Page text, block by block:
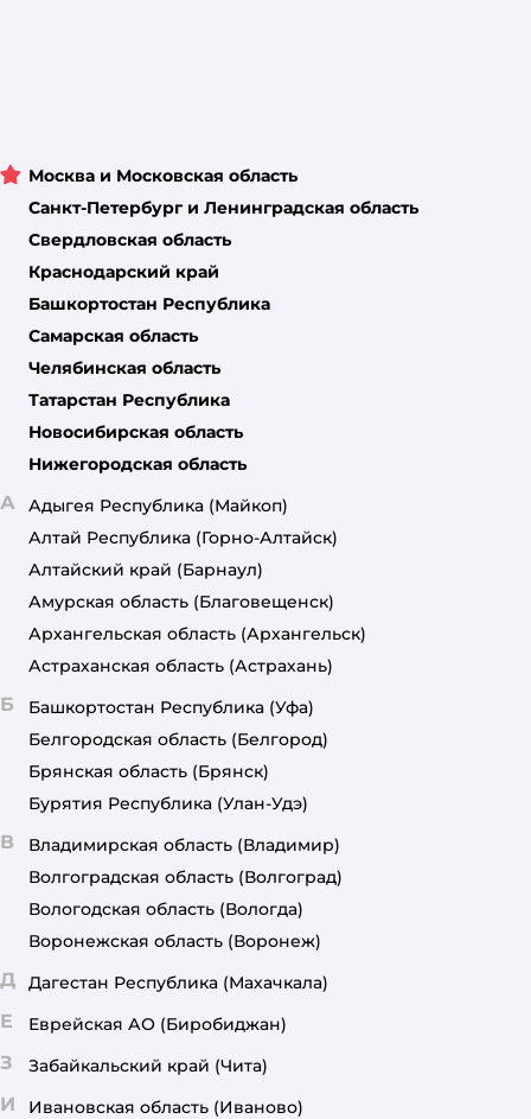
Москва и Московская область
Санкт-Петербург и Ленинградская область
Свердловская область
Краснодарский край
Башкортостан Республика
Самарская область
Челябинская область
Татарстан Республика
Новосибирская область
Нижегородская область
А Адыгея Республика (Майкоп)
Алтай Республика (Горно-Алтайск)
Алтайский край (Барнаул)
Амурская область (Благовещенск)
Архангельская область (Архангельск)
Астраханская область (Астрахань)
Б Башкортостан Республика (Уфа)
Белгородская область (Белгород)
Брянская область (Брянск)
Бурятия Республика (Улан-Удэ)
В Владимирская область (Владимир)
Волгоградская область (Волгоград)
Вологодская область (Вологда)
Воронежская область (Воронеж)
Д Дагестан Республика (Махачкала)
Е Еврейская АО (Биробиджан)
З Забайкальский край (Чита)
И Ивановская область (Иваново)